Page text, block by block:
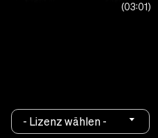
03:01
- Lizenz wählen -